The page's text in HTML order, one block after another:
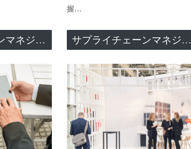
サプライチェーンマネジメント
握…
サプライチェーンマネジメント